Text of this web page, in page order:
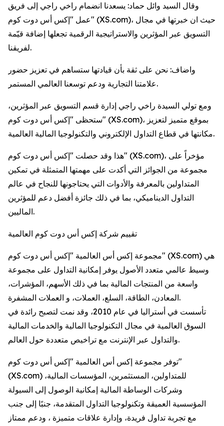
وقال السيد وائل حماد: يسعدنا انضمام راخي راجي إلى فريق
عمل "إكس أس دوت كوم" (XS.com)، حيث ان خبرتها في مجال
التسويق عبر المؤثرين والاستراتيجية الرقمية تجعلها إضافة قيّمة
لفريقنا.
واضاف: نحن على ثقة بأن قيادتها ستساهم في تعزيز حضور
علامتنا التجارية ودعم توسعنا العالمي المستمر.
ومع تولي السيدة راخي راجي إدارة قسم التسويق عبر المؤثرين،
ستحظى "إكس أس دوت كوم" (XS.com)، بموقع متميز لتعزيز
مكانتها في قطاع التداول الإلكتروني والتكنولوجيا المالية العالمية.
هذا وقد حصلت "إكس أس دوت كوم" (XS.com)، مؤخراً على
مجموعة من الجوائز التي أكدت على مهمتها المتمثلة في تمكين
المتداولين بالمعرفة والأدوات التي يحتاجونها للنجاح في عالم
التداول الديناميكي، بما في ذلك جائزة أفضل دعم للمؤثرين
الماليين.
تقييم شركة إكس أس دوت كوم العالمية
مجموعة إكس أس العالمية "إكس أس دوت كوم" (XS.com) هي
وسيط عالمي متعدد الأصول يوفر إمكانية التداول على مجموعة
واسعة من المنتجات المالية بما في ذلك الأسهم، المؤشرات،
المعادن، الطاقة، السلع، العملات، و العملات المشفرة.
تأسست في أستراليا في عام 2010، وقد نمت لتصبح رائدة في
السوق العالمية في مجال التكنولوجيا المالية والخدمات المالية
والتداول عبر الإنترنت مع تراخيص متعددة حول العالم.
توفر مجموعة إكس أس العالمية "إكس أس دوت كوم"
(XS.com) للمتداولين، المستثمرين، المؤسسات المالية،
وشركات الوساطة المالية إمكانية الوصول إلى السيولة
المؤسسية العميقة وتكنولوجيا التداول المتقدمة، جنبًا إلى جنب
مع تجربة تداول فريدة، وإدارة علاقات متميزة ، ودعم ممتاز